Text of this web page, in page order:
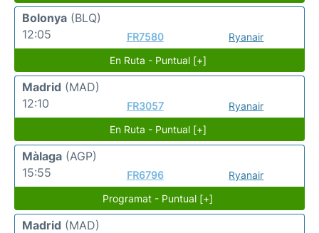
Bolonya (BLQ)
12:05
FR7580
Ryanair
En Ruta - Puntual [+]
Madrid (MAD)
12:10
FR3057
Ryanair
En Ruta - Puntual [+]
Màlaga (AGP)
15:55
FR6796
Ryanair
Programat - Puntual [+]
Madrid (MAD)